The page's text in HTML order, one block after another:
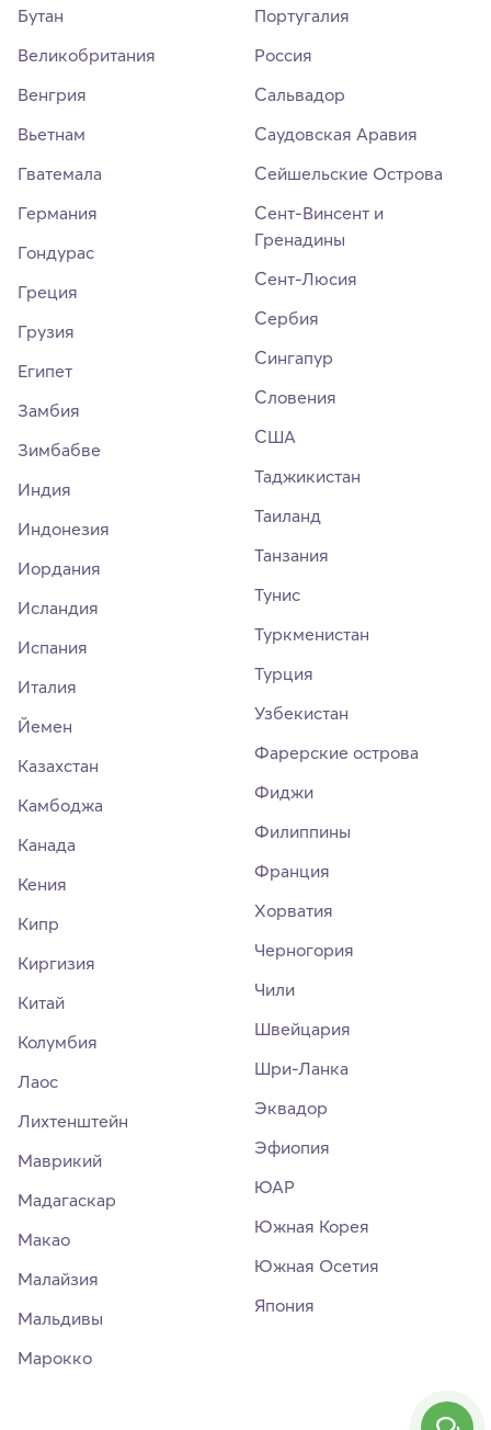
Бутан
Великобритания
Венгрия
Вьетнам
Гватемала
Германия
Гондурас
Греция
Грузия
Египет
Замбия
Зимбабве
Индия
Индонезия
Иордания
Исландия
Испания
Италия
Йемен
Казахстан
Камбоджа
Канада
Кения
Кипр
Киргизия
Китай
Колумбия
Лаос
Лихтенштейн
Маврикий
Мадагаскар
Макао
Малайзия
Мальдивы
Марокко
Португалия
Россия
Сальвадор
Саудовская Аравия
Сейшельские Острова
Сент-Винсент и
Гренадины
Сент-Люсия
Сербия
Сингапур
Словения
США
Таджикистан
Таиланд
Танзания
Тунис
Туркменистан
Турция
Узбекистан
Фарерские острова
Фиджи
Филиппины
Франция
Хорватия
Черногория
Чили
Швейцария
Шри-Ланка
Эквадор
Эфиопия
ЮАР
Южная Корея
Южная Осетия
Япония